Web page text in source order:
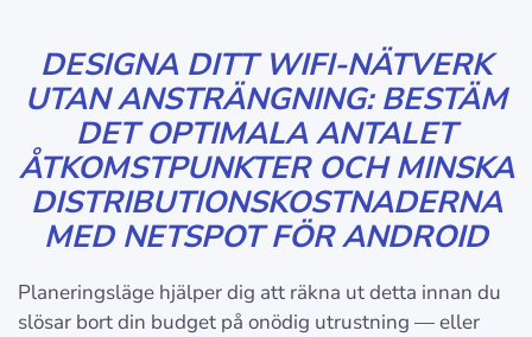
DESIGNA DITT WIFI-NÄTVERK
UTAN ANSTRÄNGNING: BESTÄM
DET OPTIMALA ANTALET
ÅTKOMSTPUNKTER OCH MINSKA
DISTRIBUTIONSKOSTNADERNA
MED NETSPOT FÖR ANDROID
Planeringsläge hjälper dig att räkna ut detta innan du
slösar bort din budget på onödig utrustning — eller